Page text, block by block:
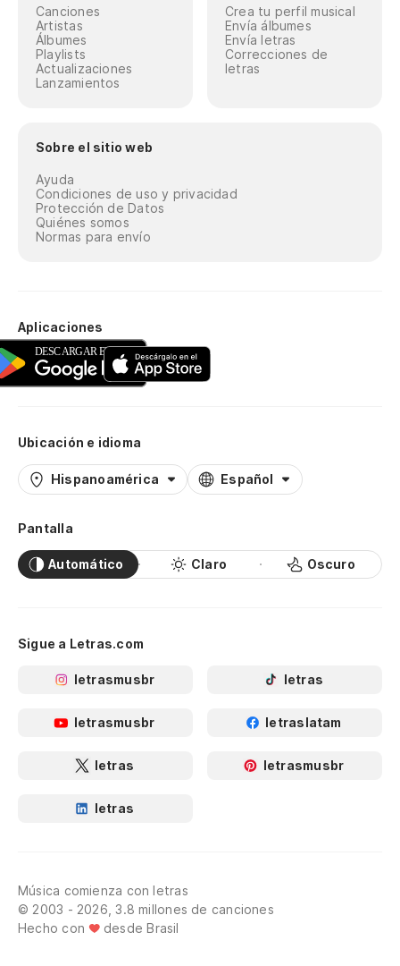
Canciones
Artistas
Álbumes
Playlists
Actualizaciones
Lanzamientos
Crea tu perfil musical
Envía álbumes
Envía letras
Correcciones de
letras
Sobre el sitio web
Ayuda
Condiciones de uso y privacidad
Protección de Datos
Quiénes somos
Normas para envío
Aplicaciones
Ubicación e idioma
Hispanoamérica Español
Pantalla
Automático Claro Oscuro
Sigue a Letras.com
letrasmusbr letras
letrasmusbr letraslatam
letras letrasmusbr
letras
Música comienza con letras
© 2003 - 2026, 3.8 millones de canciones
Hecho con
desde Brasil